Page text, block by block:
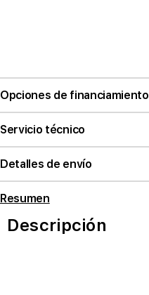
Opciones de financiamiento
Servicio técnico
Detalles de envío
Resumen
Descripción